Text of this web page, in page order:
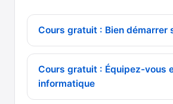
Cours gratuit : Bien démarrer
Cours gratuit : Équipez-vous
informatique